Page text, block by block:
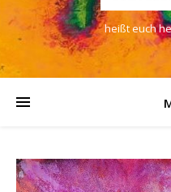
heißt euch